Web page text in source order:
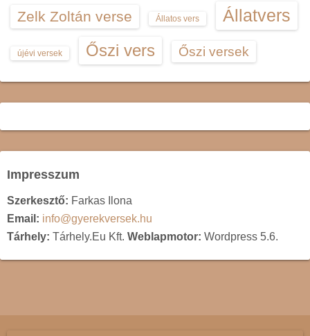
Zelk Zoltán verse Állatos vers Állatvers
újévi versek Őszi vers Őszi versek
Impresszum
Szerkesztő: Farkas Ilona
Email: info@gyerekversek.hu
Tárhely: Tárhely.Eu Kft. Weblapmotor: Wordpress 5.6.